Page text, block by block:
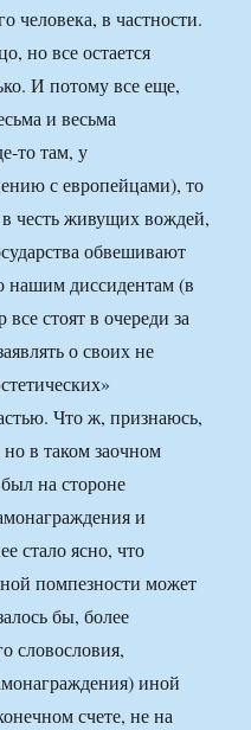
человека, в частности.
но все остается
И потому все еще,
и весьма
то там, у
с европейцами), то
честь живущих вождей,
обвешивают
нашим диссидентам (в
стоят в очереди за
о своих не
Что ж, признаюсь,
в таком заочном
на стороне
и
стало ясно, что
помпезности может
бы, более
словословия,
иной
счете, не на